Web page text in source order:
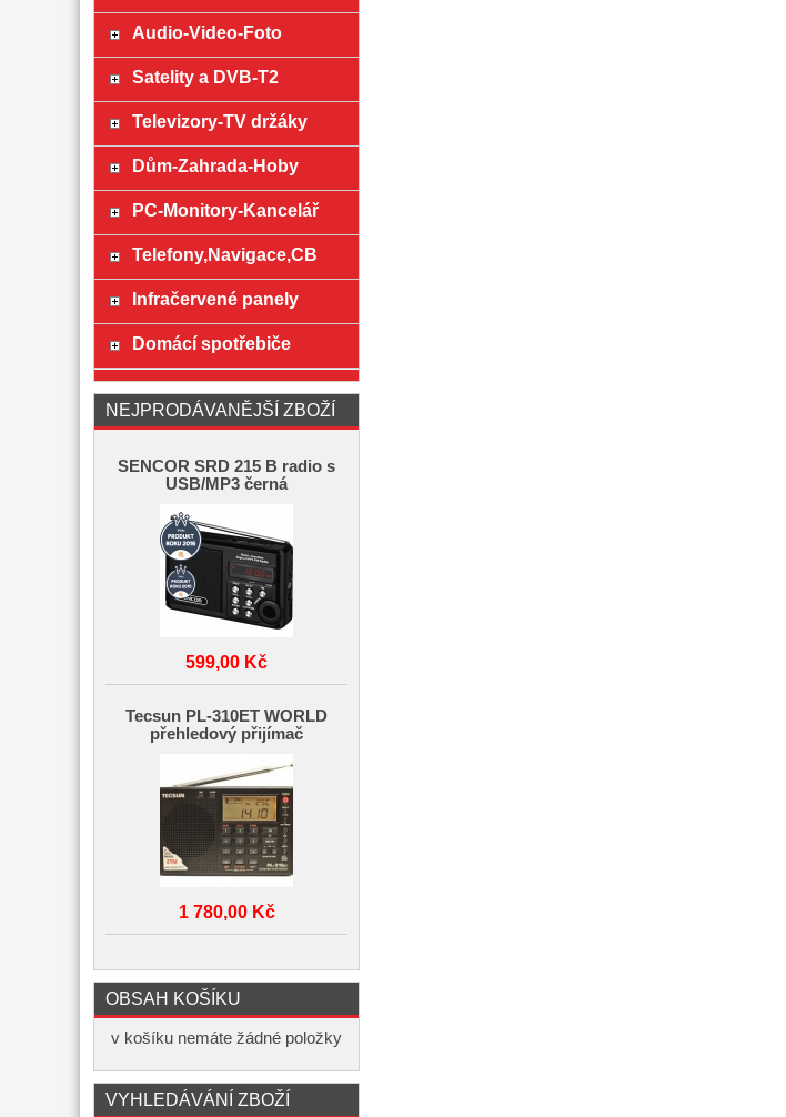
Audio-Video-Foto
Satelity a DVB-T2
Televizory-TV držáky
Dům-Zahrada-Hoby
PC-Monitory-Kancelář
Telefony,Navigace,CB
Infračervené panely
Domácí spotřebiče
NEJPRODÁVANĚJŠÍ ZBOŽÍ
SENCOR SRD 215 B radio s
USB/MP3 černá
599,00 Kč
Tecsun PL-310ET WORLD
přehledový přijímač
1 780,00 Kč
OBSAH KOŠÍKU
v košíku nemáte žádné položky
VYHLEDÁVÁNÍ ZBOŽÍ